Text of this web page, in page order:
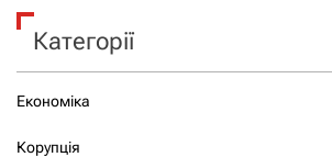
Категорії
Економіка
Корупція